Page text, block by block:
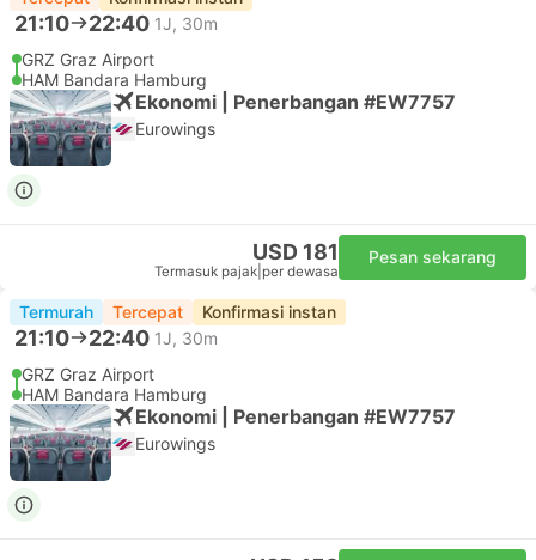
21:10 22:40 1J, 30m
GRZ Graz Airport
HAM Bandara Hamburg
Ekonomi | Penerbangan #EW7757
Eurowings
USD 181
Termasuk pajak per dewasa
Pesan sekarang
Termurah Tercepat Konfirmasi instan
21:10 22:40 1J, 30m
GRZ Graz Airport
HAM Bandara Hamburg
Ekonomi | Penerbangan #EW7757
Eurowings